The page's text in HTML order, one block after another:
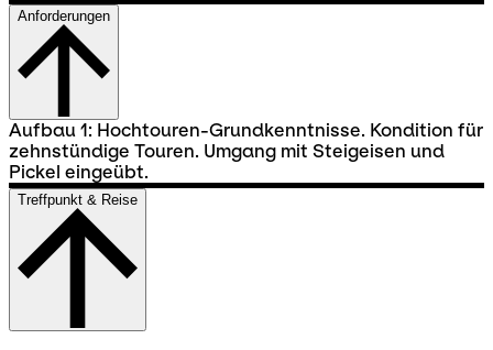
Anforderungen
Aufbau 1: Hochtouren-Grundkenntnisse. Kondition für
zehnstündige Touren. Umgang mit Steigeisen und
Pickel eingeübt.
Treffpunkt & Reise